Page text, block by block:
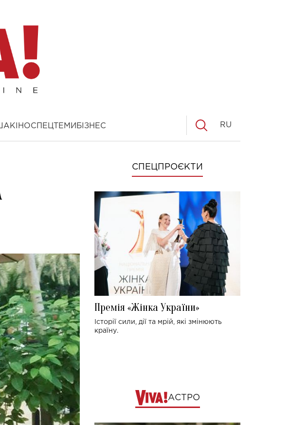
КІНОСПЕЦТЕМИ БІЗНЕС RU
СПЕЦПРОЄКТИ
Премія «Жінка України»
Історії сили, дії та мрій, які змінюють
країну.
АСТРО